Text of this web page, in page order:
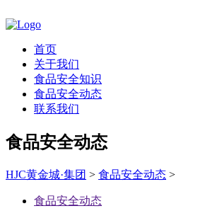
首页
关于我们
食品安全知识
食品安全动态
联系我们
食品安全动态
HJC黄金城·集团 > 食品安全动态 >
食品安全动态